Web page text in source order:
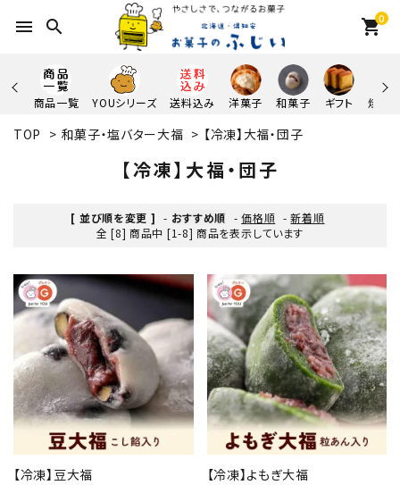
menu search 0
shopping_cart
商品一覧 YOUシリーズ 送料込み 洋菓子 和菓子 ギフト 焼き
TOP > 和菓子・塩バター大福 > 【冷凍】大福・団子
【冷凍】大福・団子
[ 並び順を変更 ] - おすすめ順 -価格順 -新着順
全 [8] 商品中 [1-8] 商品を表示しています
【冷凍】豆大福
【冷凍】よもぎ大福